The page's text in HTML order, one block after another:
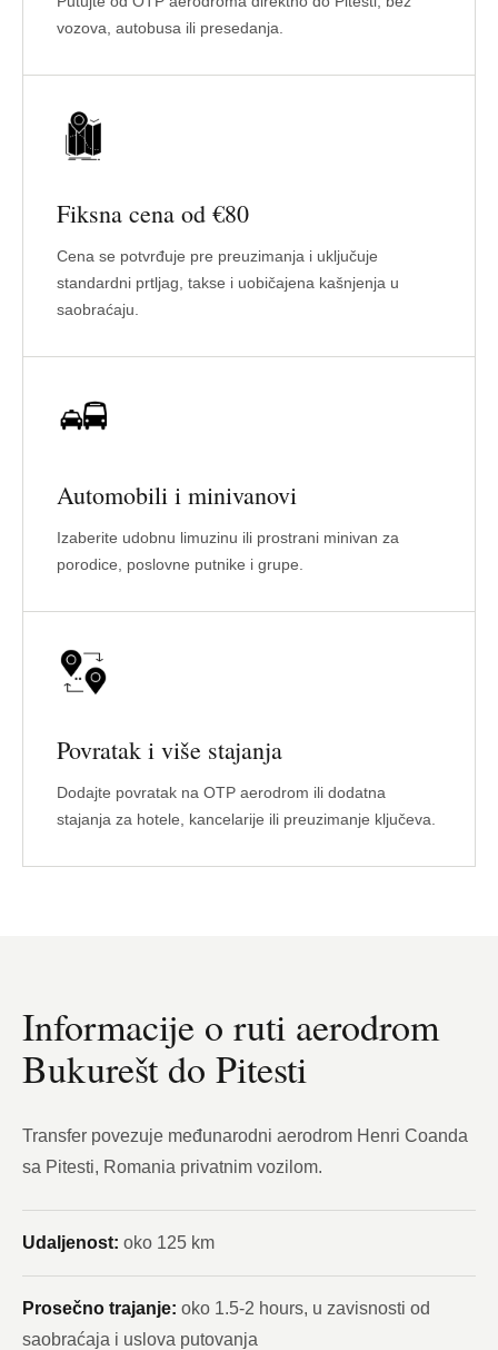
vozova, autobusa ili presedanja.
Fiksna cena od €80
Cena se potvrđuje pre preuzimanja i uključuje
standardni prtljag, takse i uobičajena kašnjenja u
saobraćaju.
Automobili i minivanovi
Izaberite udobnu limuzinu ili prostrani minivan za
porodice, poslovne putnike i grupe.
Povratak i više stajanja
Dodajte povratak na OTP aerodrom ili dodatna
stajanja za hotele, kancelarije ili preuzimanje ključeva.
Informacije o ruti aerodrom
Bukurešt do Pitesti
Transfer povezuje međunarodni aerodrom Henri Coanda
sa Pitesti, Romania privatnim vozilom.
Udaljenost: oko 125 km
Prosečno trajanje: oko 1.5-2 hours, u zavisnosti od
saobraćaja i uslova putovanja